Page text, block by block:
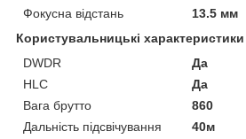
Фокусна відстань
13.5 мм
Користувальницькі характеристики
DWDR
Да
HLC
Да
Вага брутто
860
Дальність підсвічування
40м